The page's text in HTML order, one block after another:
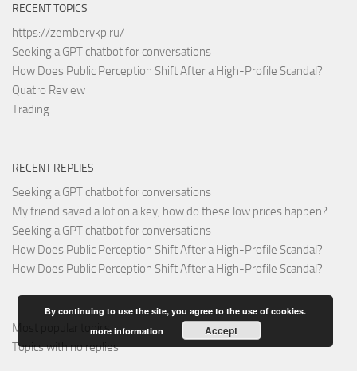
RECENT TOPICS
https://zemberykp.ru/
Seeking a GPT chatbot for conversations
How Does Public Perception Shift After a High-Profile Scandal?
Quatro Review
Trading
RECENT REPLIES
Seeking a GPT chatbot for conversations
My friend saved a lot on a key, how do these low prices happen?
Seeking a GPT chatbot for conversations
How Does Public Perception Shift After a High-Profile Scandal?
How Does Public Perception Shift After a High-Profile Scandal?
Most popular topics
Topics with no replies
By continuing to use the site, you agree to the use of cookies.
more information
Accept